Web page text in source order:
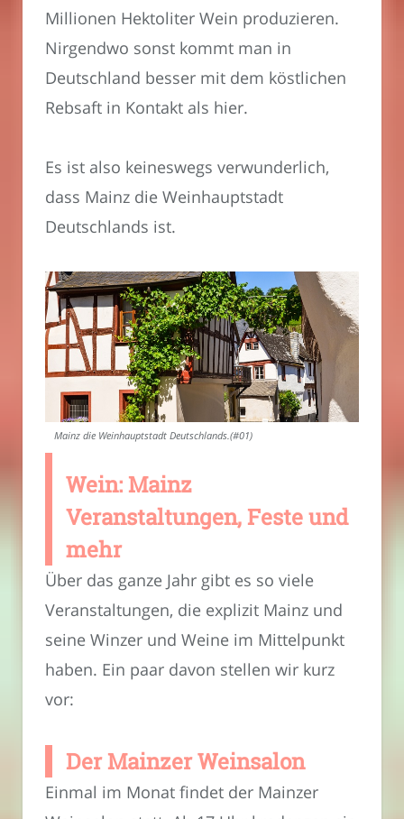
Millionen Hektoliter Wein produzieren.
Nirgendwo sonst kommt man in
Deutschland besser mit dem köstlichen
Rebsaft in Kontakt als hier.
Es ist also keineswegs verwunderlich,
dass Mainz die Weinhauptstadt
Deutschlands ist.
Mainz die Weinhauptstadt Deutschlands.(#01)
Wein: Mainz
Veranstaltungen, Feste und
mehr
Über das ganze Jahr gibt es so viele
Veranstaltungen, die explizit Mainz und
seine Winzer und Weine im Mittelpunkt
haben. Ein paar davon stellen wir kurz
vor:
Der Mainzer Weinsalon
Einmal im Monat findet der Mainzer